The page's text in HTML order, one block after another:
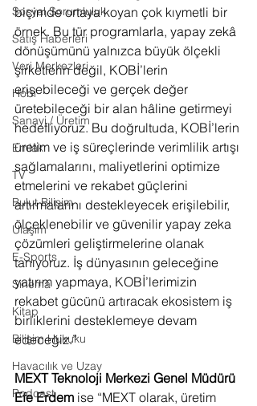
Sosyal Sorumluluk
Satış Haberleri
Veri Merkezleri
Hobi
Sanayi / Üretim
Emlak
TV
Bulut Bilişim
Ulaşım
E-Sports
Sinema
Kitap
Bilişim Hukuku
Havacılık ve Uzay
Podcast
biçimde ortaya koyan çok kıymetli bir
örnek. Bu tür programlarla, yapay zekâ
dönüşümünü yalnızca büyük ölçekli
şirketlerin değil, KOBİ’lerin
erişebileceği ve gerçek değer
üretebileceği bir alan hâline getirmeyi
hedefliyoruz. Bu doğrultuda, KOBİ’lerin
üretim ve iş süreçlerinde verimlilik artışı
sağlamalarını, maliyetlerini optimize
etmelerini ve rekabet güçlerini
artırmalarını destekleyecek erişilebilir,
ölçeklenebilir ve güvenilir yapay zeka
çözümleri geliştirmelerine olanak
tanıyoruz. İş dünyasının geleceğine
yatırım yapmaya, KOBİ’lerimizin
rekabet gücünü artıracak ekosistem iş
birliklerini desteklemeye devam
edeceğiz.”
MEXT Teknoloji Merkezi Genel Müdürü
Efe Erdem ise “MEXT olarak, üretim